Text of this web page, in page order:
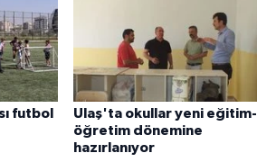
futbol
Ulaş'ta okullar yeni eğitim-
öğretim dönemine
hazırlanıyor